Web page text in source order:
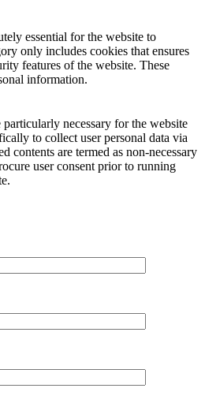
essential for the website to
only includes cookies that ensures
features of the website. These
information.
necessary for the website
to collect user personal data via
contents are termed as non-necessary
user consent prior to running